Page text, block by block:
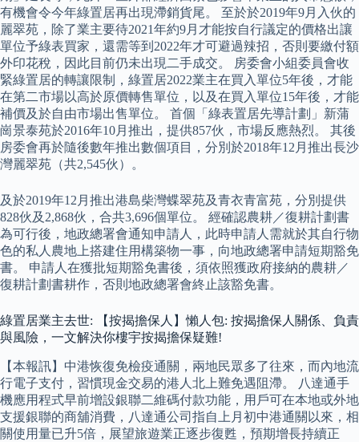
有機會令今年綠置居再出現滯銷貨尾。 至於於2019年9月入伙的
麗翠苑，除了業主要待2021年約9月才能按自行議定的價格出讓
單位予綠表買家，還需等到2022年才可避過辣招，否則要繳付額
外印花稅，因此目前仍未出現二手成交。 房委會小組委員會收
緊綠置居的轉讓限制，綠置居2022業主在買入單位5年後，才能
在第二市場以高於原價轉售單位，以及在買入單位15年後，才能
補價及於自由市場出售單位。 首個「綠表置居先導計劃」新蒲
崗景泰苑於2016年10月推出，提供857伙，市場反應熱烈。 其後
房委會再於隨後數年推出數個項目，分別於2018年12月推出長沙
灣麗翠苑（共2,545伙）。
及於2019年12月推出港島柴灣蝶翠苑及青衣青富苑，分別提供
828伙及2,868伙，合共3,696個單位。 經確認農耕／復耕計劃書
為可行後，地政總署會通知申請人，此時申請人需就於其自行物
色的私人農地上搭建住用構築物一事，向地政總署申請短期豁免
書。 申請人在獲批短期豁免書後，須依照獲政府接納的農耕／
復耕計劃書耕作，否則地政總署會終止該豁免書。
綠置居業主去世: 【按揭擔保人】懶人包: 按揭擔保人關係、負責
與風險，一文解決你樓宇按揭擔保疑難!
【本報訊】中港恢復免檢疫通關，兩地民眾多了往來，而內地流
行電子支付，習慣現金交易的港人北上難免遇阻滯。 八達通手
機應用程式早前增設銀聯二維碼付款功能，用戶可在本地或外地
支援銀聯的商舖消費，八達通公司指自上月初中港通關以來，相
關使用量已升5倍，展望旅遊業正逐步復甦，預期增長持續正